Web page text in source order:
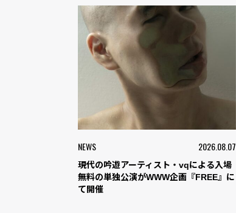
NEWS 2026.08.07
現代の吟遊アーティスト・vqによる入場
無料の単独公演がWWW企画『FREE』に
て開催